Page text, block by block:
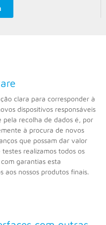
clara para corresponder à
dispositivos responsáveis
pela recolha de dados é, por
à procura de novos
que possam dar valor
realizamos todos os
garantias esta
aos nossos produtos finais.